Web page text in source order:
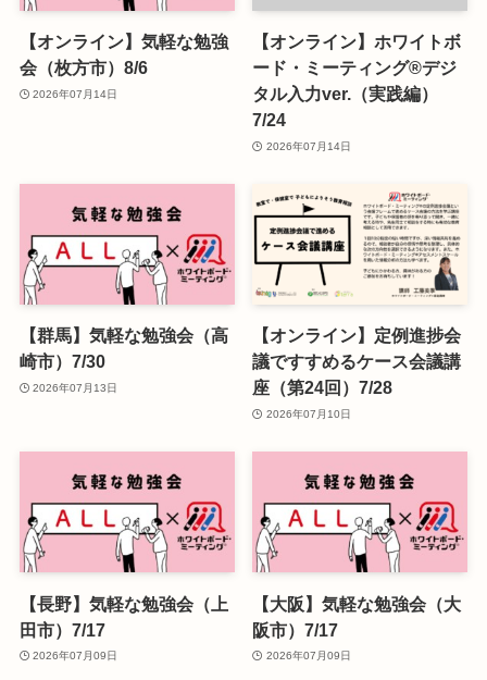
【オンライン】気軽な勉強
会（枚方市）8/6
2026年07月14日
【オンライン】ホワイトボ
ード・ミーティング®デジ
タル入力ver.（実践編）
7/24
2026年07月14日
【群馬】気軽な勉強会（高
崎市）7/30
2026年07月13日
【オンライン】定例進捗会
議ですすめるケース会議講
座（第24回）7/28
2026年07月10日
【長野】気軽な勉強会（上
田市）7/17
2026年07月09日
【大阪】気軽な勉強会（大
阪市）7/17
2026年07月09日